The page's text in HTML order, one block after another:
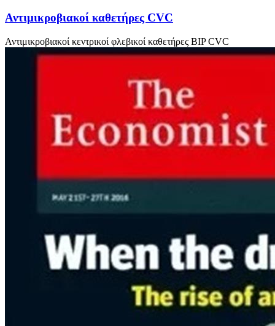
Αντιμικροβιακοί καθετήρες CVC
Αντιμικροβιακοί κεντρικοί φλεβικοί καθετήρες BIP CVC